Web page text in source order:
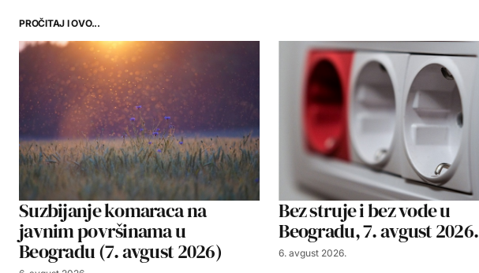
PROČITAJ I OVO...
Suzbijanje komaraca na
javnim površinama u
Beogradu (7. avgust 2026)
Bez struje i bez vode u
Beogradu, 7. avgust 2026.
6. avgust 2026.